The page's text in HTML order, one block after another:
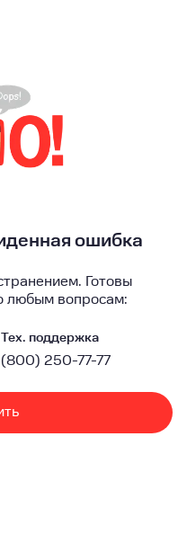
ошибка
Готовы
любым вопросам:
Тех. поддержка
250-77-77